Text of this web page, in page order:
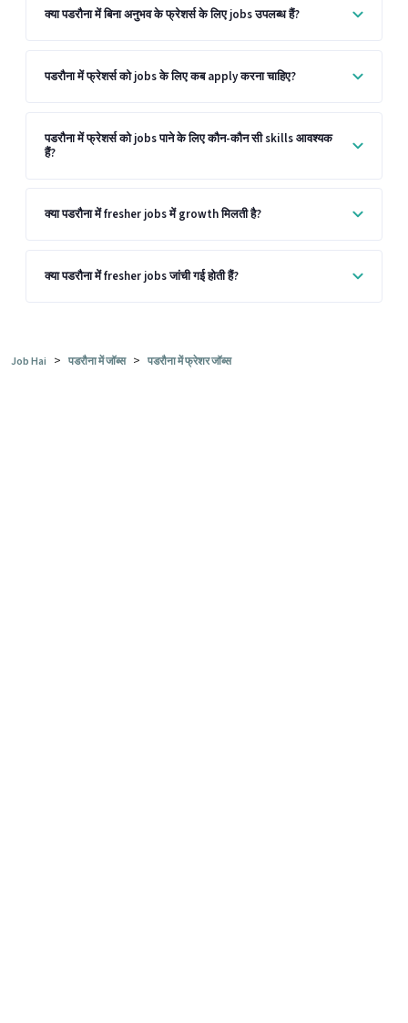
क्या पडरौना में बिना अनुभव के फ्रेशर्स के लिए jobs उपलब्ध हैं?
पडरौना में फ्रेशर्स को jobs के लिए कब apply करना चाहिए?
पडरौना में फ्रेशर्स को jobs पाने के लिए कौन-कौन सी skills आवश्यक
हैं?
क्या पडरौना में fresher jobs में growth मिलती है?
क्या पडरौना में fresher jobs जांची गई होती हैं?
Job Hai > पडरौना में जॉब्स > पडरौना में फ्रेशर जॉब्स